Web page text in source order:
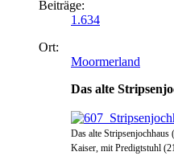
Beiträge:
1.634
Ort:
Moormerland
Das alte
Das alte
Kaiser, mit Predigtstuhl